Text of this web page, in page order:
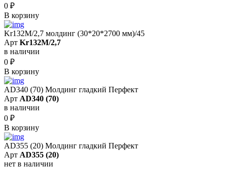
0 ₽
В корзину
Kr132M/2,7 молдинг (30*20*2700 мм)/45
Арт Kr132M/2,7
в наличии
0 ₽
В корзину
AD340 (70) Молдинг гладкий Перфект
Арт AD340 (70)
в наличии
0 ₽
В корзину
AD355 (20) Молдинг гладкий Перфект
Арт AD355 (20)
нет в наличии